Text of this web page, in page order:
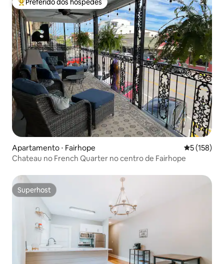
Entre os melhores preferidos dos hóspedes
Preferido dos hóspedes
Apartamento ⋅ Fairhope 5 de uma
5 (158)
Chateau no French Quarter no centro de Fairhope
Superhost
Superhost